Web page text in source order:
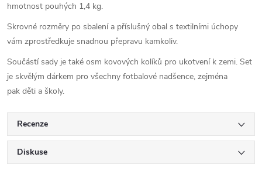
hmotnost pouhých 1,4 kg.
Skrovné rozměry po sbalení a příslušný obal s textilními úchopy
vám zprostředkuje snadnou přepravu kamkoliv.
Součástí sady je také osm kovových kolíků pro ukotvení k zemi. Set
je skvělým dárkem pro všechny fotbalové nadšence, zejména
pak děti a školy.
Recenze
Diskuse